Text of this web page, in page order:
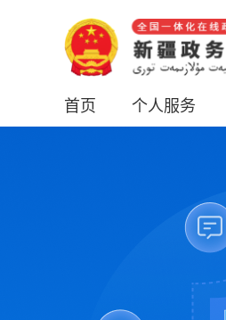
首页 个人服务